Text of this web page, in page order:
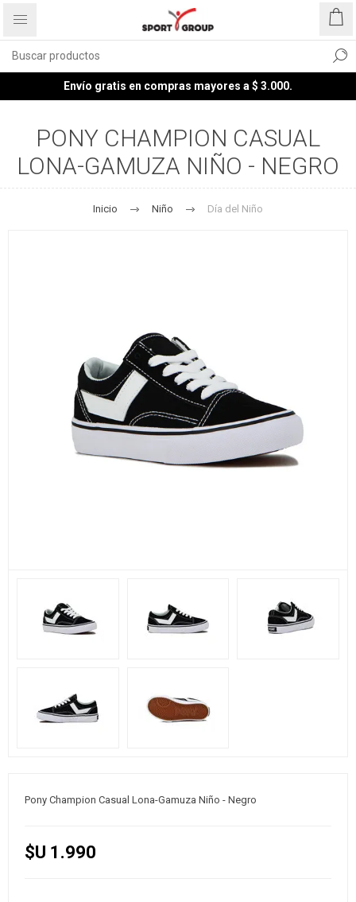
Envío gratis en compras mayores a $ 3.000.
PONY CHAMPION CASUAL
LONA-GAMUZA NIÑO - NEGRO
Inicio Niño Día del Niño
Pony Champion Casual Lona-Gamuza Niño - Negro
$U 1.990